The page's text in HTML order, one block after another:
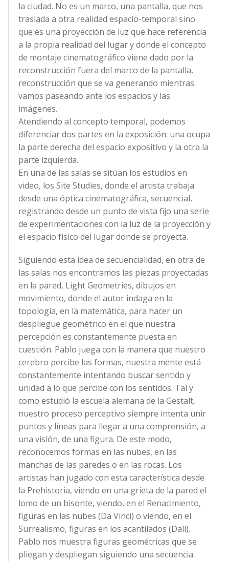
la ciudad. No es un marco, una pantalla, que nos
traslada a otra realidad espacio-temporal sino
que es una proyección de luz que hace referencia
a la propia realidad del lugar y donde el concepto
de montaje cinematográfico viene dado por la
reconstrucción fuera del marco de la pantalla,
reconstrucción que se va generando mientras
vamos paseando ante los espacios y las
imágenes.
Atendiendo al concepto temporal, podemos
diferenciar dos partes en la exposición: una ocupa
la parte derecha del espacio expositivo y la otra la
parte izquierda.
En una de las salas se sitúan los estudios en
video, los Site Studies, donde el artista trabaja
desde una óptica cinematográfica, secuencial,
registrando desde un punto de vista fijo una serie
de experimentaciones con la luz de la proyección y
el espacio físico del lugar donde se proyecta.
Siguiendo esta idea de secuencialidad, en otra de
las salas nos encontramos las piezas proyectadas
en la pared, Light Geometries, dibujos en
movimiento, donde el autor indaga en la
topología, en la matemática, para hacer un
despliegue geométrico en el que nuestra
percepción es constantemente puesta en
cuestión. Pablo juega con la manera que nuestro
cerebro percibe las formas, nuestra mente está
constantemente intentando buscar sentido y
unidad a lo que percibe con los sentidos. Tal y
como estudió la escuela alemana de la Gestalt,
nuestro proceso perceptivo siempre intenta unir
puntos y líneas para llegar a una comprensión, a
una visión, de una figura. De este modo,
reconocemos formas en las nubes, en las
manchas de las paredes o en las rocas. Los
artistas han jugado con esta característica desde
la Prehistoria, viendo en una grieta de la pared el
lomo de un bisonte, viendo, en el Renacimiento,
figuras en las nubes (Da Vinci) o viendo, en el
Surrealismo, figuras en los acantilados (Dalí).
Pablo nos muestra figuras geométricas que se
pliegan y despliegan siguiendo una secuencia.